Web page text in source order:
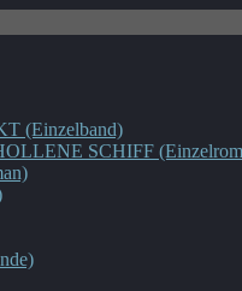
(Einzelband)
SCHIFF